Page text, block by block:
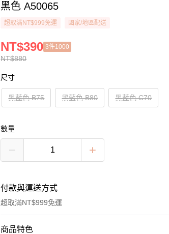
黑色 A50065
超取滿NT$999免運 國家/地區配送
NT$880
NT$390 3件1000
尺寸
黑藍色 B75 黑藍色 B80 黑藍色 C70
數量
付款與運送方式
超取滿NT$999免運
付款方式
商品特色